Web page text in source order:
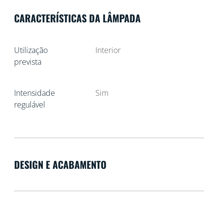
CARACTERÍSTICAS DA LÂMPADA
Utilização
prevista
Interior
Intensidade
regulável
Sim
DESIGN E ACABAMENTO